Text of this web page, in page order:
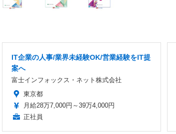
IT企業の人事/業界未経験OK/営業経験をIT提
案へ
富士インフォックス・ネット株式会社
東京都
月給28万7,000円～39万4,000円
正社員